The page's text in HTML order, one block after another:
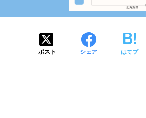
ポスト シェア はてブ